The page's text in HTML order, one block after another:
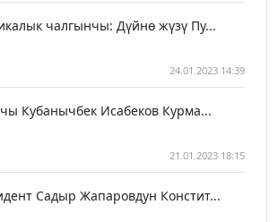
чалгынчы: Дүйнө жүзү Пу...
24.01.2023 14:39
Кубанычбек Исабеков Курма...
21.01.2023 18:15
Садыр Жапаровдун Констит...